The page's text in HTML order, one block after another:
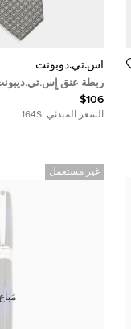
أس.تي.دوبونت
ربطة عنق
رمادي
$106
السعر المبدئي: $164
غير مستعمل
مُباع